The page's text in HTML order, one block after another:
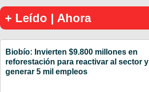
+ Leído | Ahora
Biobío: Invierten $9.800 millones en
reforestación para reactivar al sector y
generar 5 mil empleos